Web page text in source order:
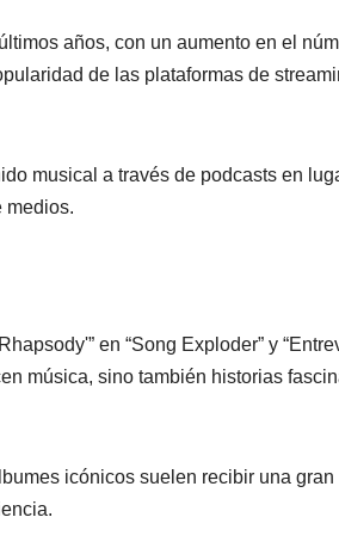
años, con un aumento en el
de las plataformas de
musical a través de podcasts en
medios.
en “Song Exploder” y
música, sino también historias
icónicos suelen recibir una gran